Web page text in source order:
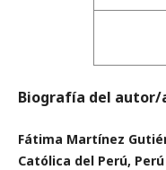
Biografía del autor/
Fátima Martínez
Católica del Perú, Perú